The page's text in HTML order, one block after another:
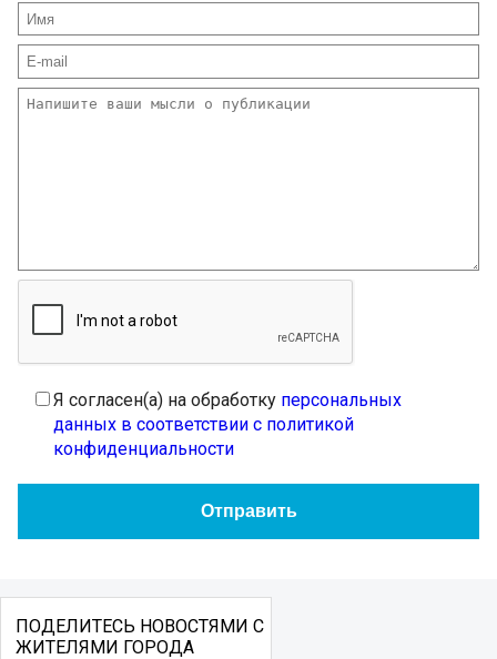
Я согласен(а) на обработку персональных
данных в соответствии с политикой
конфиденциальности
ПОДЕЛИТЕСЬ НОВОСТЯМИ С
ЖИТЕЛЯМИ ГОРОДА